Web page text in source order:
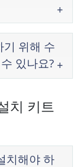
기 위해 수
있나요?
치 키트
치해야 하